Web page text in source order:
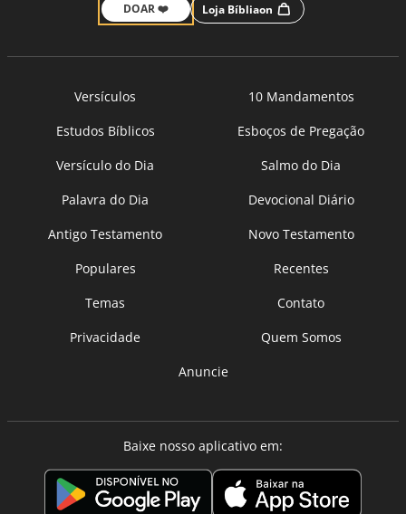
DOAR ❤️ Loja Bíbliaon
Versículos
10 Mandamentos
Estudos Bíblicos
Esboços de Pregação
Versículo do Dia
Salmo do Dia
Palavra do Dia
Devocional Diário
Antigo Testamento
Novo Testamento
Populares
Recentes
Temas
Contato
Privacidade
Quem Somos
Anuncie
Baixe nosso aplicativo em: